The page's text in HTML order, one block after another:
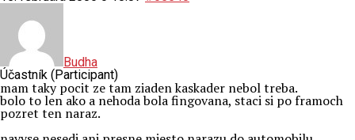
Budha
Účastník (Participant)
mam taky pocit ze tam ziaden kaskader nebol treba.
bolo to len ako a nehoda bola fingovana, staci si po framoch
pozret ten naraz.